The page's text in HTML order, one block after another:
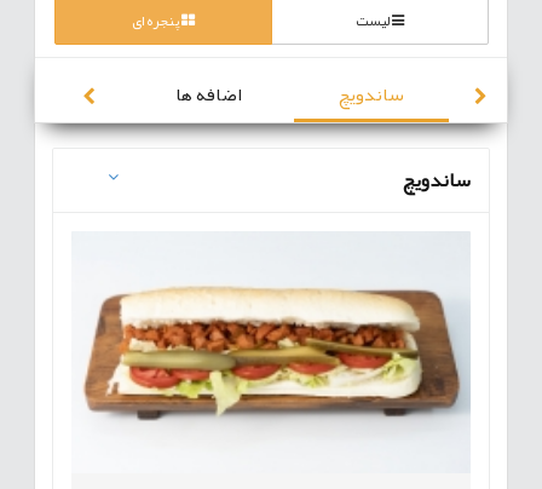
لیست پنجره ای
ساندویچ اضافه ها
ساندویچ